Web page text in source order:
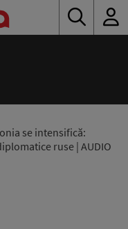
se intensifică:
ruse | AUDIO